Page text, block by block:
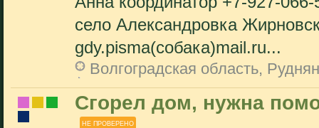
село Александровка
gdy.pisma(собака)mail.ru...
Волгоградская область,
Сгорел дом, нужна
НЕ ПРОВЕРЕНО